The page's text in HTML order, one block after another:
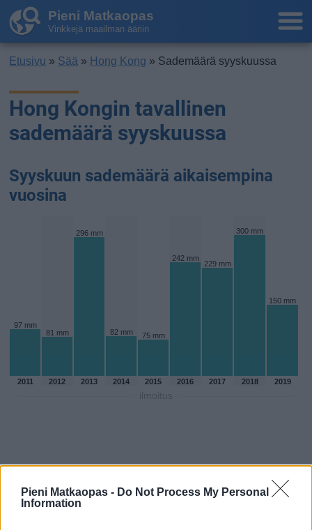
Pieni Matkaopas - Do Not Process My Personal
Information
Pieni Matkaopas
Vinkkejä maailman ääriin
Etusivu » Sää » Hong Kong » Sademäärä syyskuussa
Hong Kongin tavallinen
sademäärä syyskuussa
Syyskuun sademäärä aikaisempina
vuosina
97 mm
81 mm
296 mm
82 mm 75 mm
242 mm
229 mm
300 mm
150 mm
2011 2012 2013 2014 2015 2016 2017 2018 2019